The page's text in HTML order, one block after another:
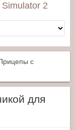
2
с
для